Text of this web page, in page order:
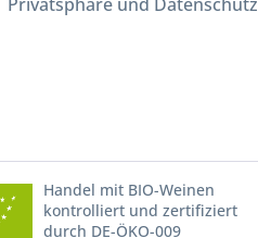
Handel mit BIO-Weinen
kontrolliert und zertifiziert
durch DE-ÖKO-009